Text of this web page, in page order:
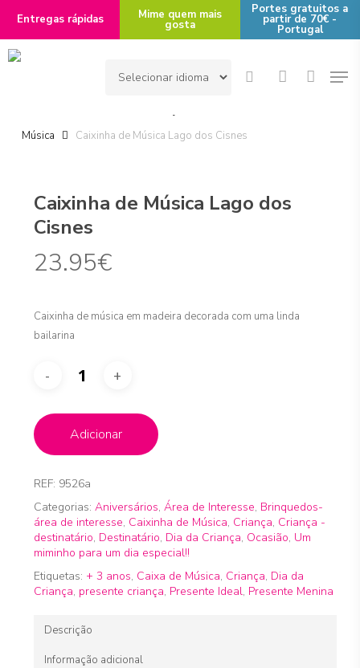
main
content
Entregas rápidas Mime quem mais
gosta
Portes gratuitos a
partir de 70€ -
Portugal
searchaccount
Música
Caixinha de Música Lago dos Cisnes
Caixinha de Música Lago dos
Cisnes
23.95€
Caixinha de música em madeira decorada com uma linda
bailarina
Adicionar
REF: 9526a
Categorias: Aniversários, Área de Interesse, Brinquedos-
área de interesse, Caixinha de Música, Criança, Criança -
destinatário, Destinatário, Dia da Criança, Ocasião, Um
miminho para um dia especial!!
Etiquetas: + 3 anos, Caixa de Música, Criança, Dia da
Criança, presente criança, Presente Ideal, Presente Menina
Descrição
Informação adicional